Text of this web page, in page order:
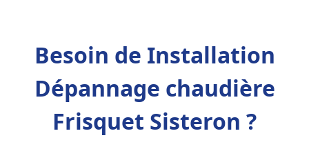
Besoin de Installation
Dépannage chaudière
Frisquet Sisteron ?